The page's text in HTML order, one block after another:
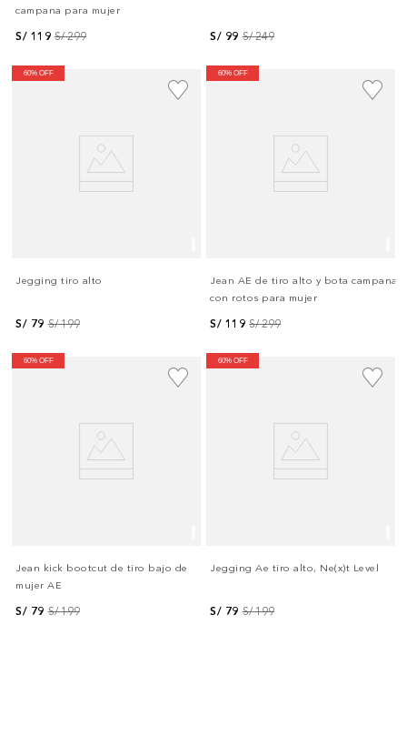
campana para mujer
S/ 119 S/ 299 S/ 99 S/ 249
60% OFF
Jegging tiro alto
S/ 79 S/ 199
60% OFF
Jean AE de tiro alto y bota campana
con rotos para mujer
S/ 119 S/ 299
60% OFF
Jean kick bootcut de tiro bajo de
mujer AE
S/ 79 S/ 199
60% OFF
Jegging Ae tiro alto, Ne(x)t Level
S/ 79 S/ 199